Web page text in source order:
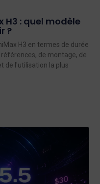
H3 : quel modèle
?
H3 en termes de durée
de montage, de
de l'utilisation la plus